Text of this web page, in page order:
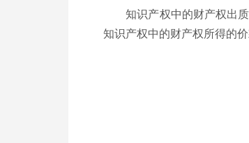
知识产权中的财产权出质
知识产权中的财产权所得的